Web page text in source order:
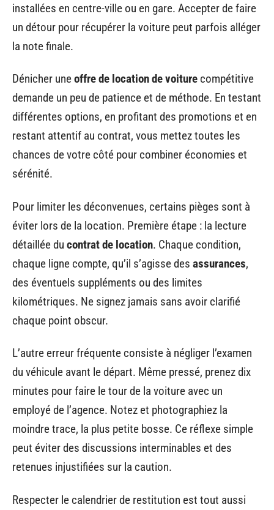
installées en centre-ville ou en gare. Accepter de faire
un détour pour récupérer la voiture peut parfois alléger
la note finale.
Dénicher uneoffre de location de voiture compétitive
demande un peu de patience et de méthode. En testant
différentes options, en profitant des promotions et en
restant attentif au contrat, vous mettez toutes les
chances de votre côté pour combiner économies et
sérénité.
Pour limiter les déconvenues, certains pièges sont à
éviter lors de la location. Première étape : la lecture
détaillée du contrat de location. Chaque condition,
chaque ligne compte, qu’il s’agisse des assurances,
des éventuels suppléments ou des limites
kilométriques. Ne signez jamais sans avoir clarifié
chaque point obscur.
L’autre erreur fréquente consiste à négliger l’examen
du véhicule avant le départ. Même pressé, prenez dix
minutes pour faire le tour de la voiture avec un
employé de l’agence. Notez et photographiez la
moindre trace, la plus petite bosse. Ce réflexe simple
peut éviter des discussions interminables et des
retenues injustifiées sur la caution.
Respecter le calendrier de restitution est tout aussi